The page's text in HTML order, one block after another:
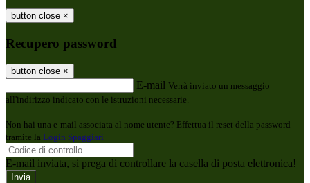
button close ×
Recupero password
button close ×
E-mail Verrà inviato un messaggio
all'indirizzo indicato con le istruzioni necessarie.
Non hai una e-mail associata al nome utente? Effettua il reset della password
tramite la Login Spaggiari
E-mail inviata, si prega di controllare la casella di posta elettronica!